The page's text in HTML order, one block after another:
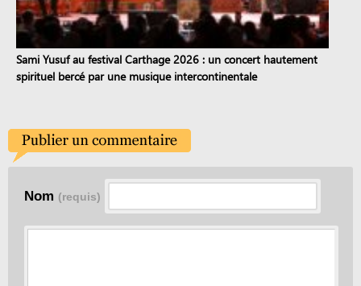
Sami Yusuf au festival Carthage 2026 : un concert hautement
spirituel bercé par une musique intercontinentale
Nom (requis)